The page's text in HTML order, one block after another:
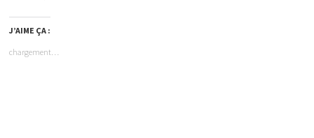
J’AIME ÇA :
chargement…